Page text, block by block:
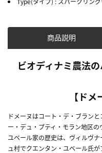
商品説明
ビオディナミ農法
【ドメ
ドメーヌはコート・デ・ブラン
ー・デュ・プティ・モラン地区の
ユベール家の歴史は、ヴィルヴ
ュ村でクエンタン・ユベール氏